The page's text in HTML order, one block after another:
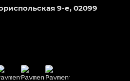
9-е, 02099